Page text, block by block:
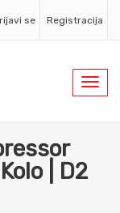
se Registracija
| D2